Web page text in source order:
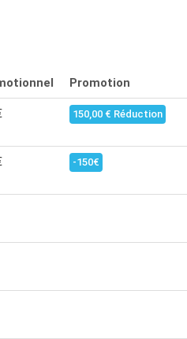
Promotion
150,00 € Réduction
-150€